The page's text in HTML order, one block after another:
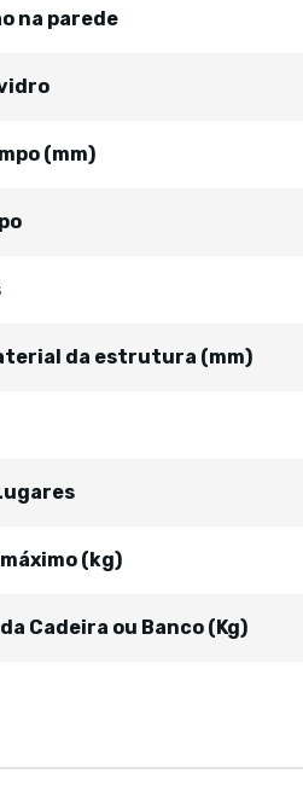
na parede
(mm)
da estrutura (mm)
(kg)
Cadeira ou Banco (Kg)